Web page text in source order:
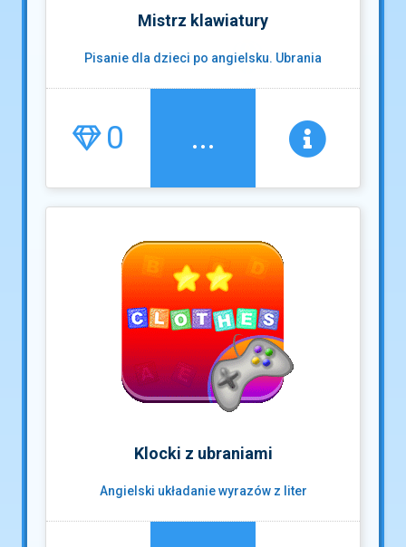
Mistrz klawiatury
Pisanie dla dzieci po angielsku. Ubrania
0 ...
Klocki z ubraniami
Angielski układanie wyrazów z liter